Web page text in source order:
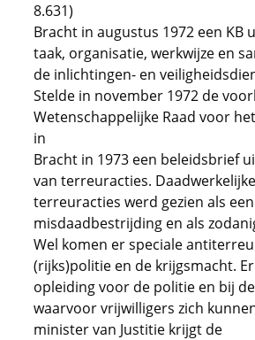
8.631)
Bracht in augustus 1972 een KB
taak, organisatie, werkwijze en
de inlichtingen- en
Stelde in november 1972 de
Wetenschappelijke Raad voor
in
Bracht in 1973 een beleidsbrief
van terreuracties.
terreuracties werd gezien als
misdaadbestrijding en als
Wel komen er speciale
(rijks)politie en de krijgsmacht.
opleiding voor de politie en bij
waarvoor vrijwilligers zich
minister van Justitie krijgt de